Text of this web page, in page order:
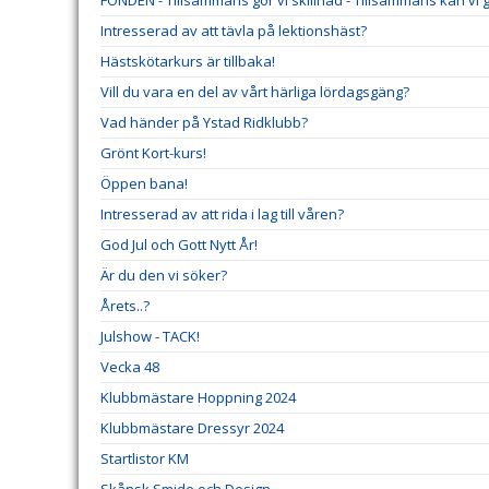
Intresserad av att tävla på lektionshäst?
Hästskötarkurs är tillbaka!
Vill du vara en del av vårt härliga lördagsgäng?
Vad händer på Ystad Ridklubb?
Grönt Kort-kurs!
Öppen bana!
Intresserad av att rida i lag till våren?
God Jul och Gott Nytt År!
Är du den vi söker?
Årets..?
Julshow - TACK!
Vecka 48
Klubbmästare Hoppning 2024
Klubbmästare Dressyr 2024
Startlistor KM